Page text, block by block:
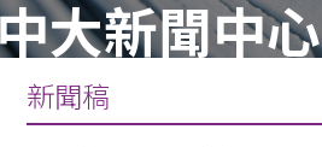
大新聞中心
新聞稿